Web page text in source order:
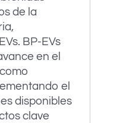
de la
BP-EVs
en el
el
disponibles
clave